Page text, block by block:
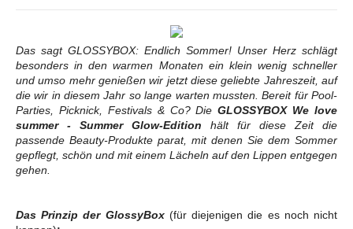
Das sagt GLOSSYBOX: Endlich Sommer! Unser Herz schlägt
besonders in den warmen Monaten ein klein wenig schneller
und umso mehr genießen wir jetzt diese geliebte Jahreszeit, auf
die wir in diesem Jahr so lange warten mussten. Bereit für Pool-
Parties, Picknick, Festivals & Co? Die GLOSSYBOX We love
summer - Summer Glow-Edition hält für diese Zeit die
passende Beauty-Produkte parat, mit denen Sie dem Sommer
gepflegt, schön und mit einem Lächeln auf den Lippen entgegen
gehen.
Das Prinzip der GlossyBox (für diejenigen die es noch nicht